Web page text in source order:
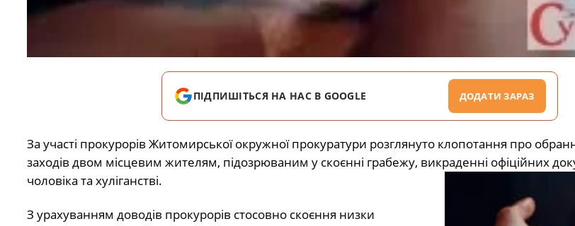
ПІДПИШІТЬСЯ НА НАС В GOOGLE ДОДАТИ ЗАРАЗ
За участі прокурорів Житомирської окружної прокуратури розглянуто клопотання про
заходів двом місцевим жителям, підозрюваним у скоєнні грабежу, викраденні офіційних
чоловіка та хуліганстві.
З урахуванням доводів прокурорів стосовно скоєння низки